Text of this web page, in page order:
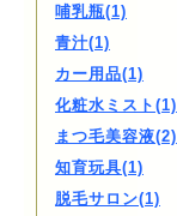
哺乳瓶(1)
青汁(1)
カー用品(1)
化粧水ミスト(1)
まつ毛美容液(2)
知育玩具(1)
脱毛サロン(1)